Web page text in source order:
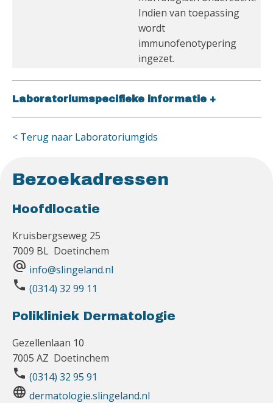
Indien van toepassing
wordt
immunofenotypering
ingezet.
Laboratoriumspecifieke informatie +
< Terug naar Laboratoriumgids
Bezoekadressen
Hoofdlocatie
Kruisbergseweg 25
7009 BL Doetinchem
alternate_email info@slingeland.nl
phone (0314) 32 99 11
Polikliniek Dermatologie
Gezellenlaan 10
7005 AZ Doetinchem
phone (0314) 32 95 91
language dermatologie.slingeland.nl